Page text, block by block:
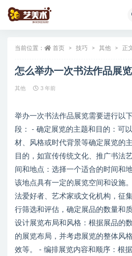
当前位置： 首页 技巧 其他 正
怎么举办一次书法作品展
其他 3 年前
举办一次书法作品展览需要进行以
段： - 确定展览的主题和目的：可
材、风格或时代背景等确定展览的
目的，如宣传传统文化、推广书法
间和地点：选择一个适合的时间和
该地点具有一定的展览空间和设施
法爱好者、艺术家或文化机构，征
行筛选和评估，确定展品的数量和
设计展览布局和风格：根据展品的
的展览布局，并考虑展览的整体风
效等。 - 编排展览内容和顺序：根